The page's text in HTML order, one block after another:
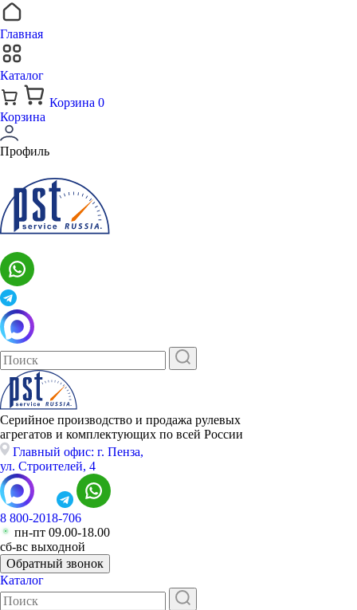
Главная
Каталог
Корзина 0
Корзина
Профиль
Серийное производство и продажа рулевых
агрегатов и комплектующих по всей России
Главный офис: г. Пенза,
ул. Строителей, 4
8 800-2018-706
пн-пт 09.00-18.00
сб-вс выходной
Обратный звонок
Каталог